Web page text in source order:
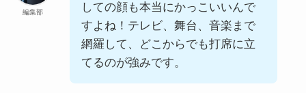
編集部
しての顔も本当にかっこいいんで
すよね！テレビ、舞台、音楽まで
網羅して、どこからでも打席に立
てるのが強みです。